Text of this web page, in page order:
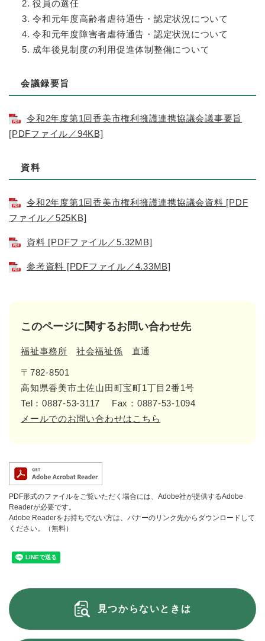
役員の選任
令和元年度高齢者虐待通告・認定状況について
令和元年度障害者虐待通告・認定状況について
成年後見制度の利用促進体制整備について
会議録要旨
令和2年度第1回香美市権利擁護連携協議会議事要旨
[PDFファイル／94KB]
資料
令和2年度第1回香美市権利擁護連携協議会資料 [PDF
ファイル／525KB]
資料 [PDFファイル／5.32MB]
参考資料 [PDFファイル／4.33MB]
このページに関するお問い合わせ先
福祉事務所 社会福祉係 直通
〒782-8501
高知県香美市土佐山田町宝町1丁目2番1号
Tel：0887-53-3117
Fax：0887-53-1094
メールでのお問い合わせはこちら
PDF形式のファイルをご覧いただく場合には、Adobe社が提供するAdobe
Readerが必要です。
Adobe Readerをお持ちでない方は、バナーのリンク先からダウンロードして
ください。（無料）
見つからないときは